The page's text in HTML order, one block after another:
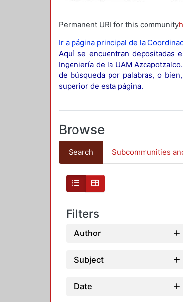
Permanent URI for this community
Ir a página principal de la
Aquí se encuentran depositadas
Ingeniería de la UAM
de búsqueda por palabras, o
superior de esta página.
Browse
Search Subcommunities
Filters
Author
Subject
Date